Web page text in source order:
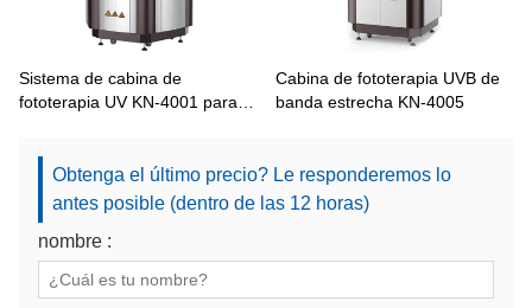
Sistema de cabina de
fototerapia UV KN-4001 para
Cabina de fototerapia UVB de
banda estrecha KN-4005
Obtenga el último precio? Le responderemos lo
antes posible (dentro de las 12 horas)
nombre :